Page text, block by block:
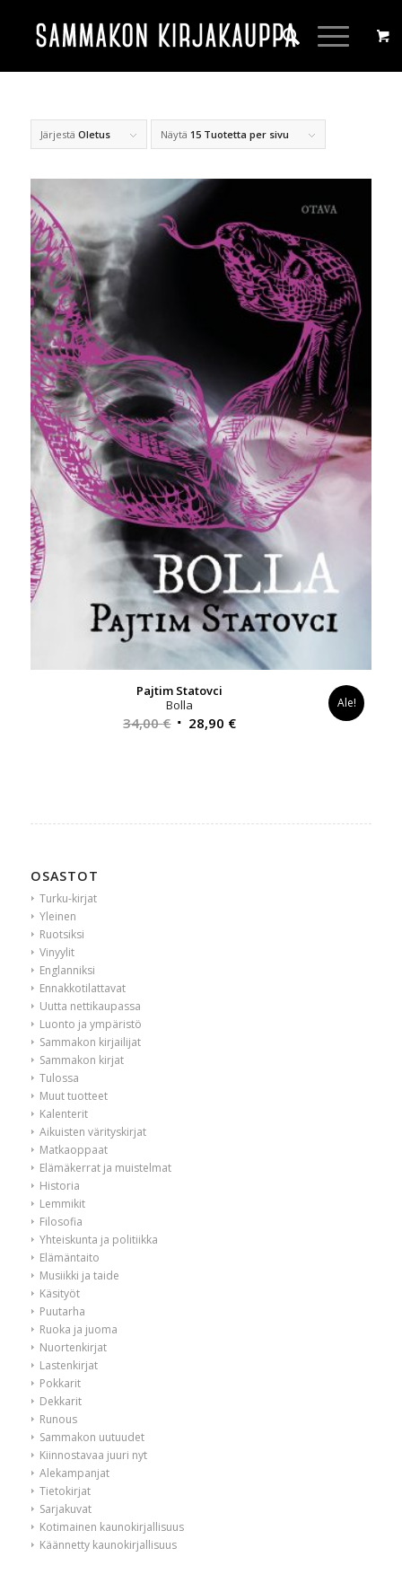
Järjestä Oletus Näytä 15 Tuotetta per sivu
Pajtim Statovci
Bolla
34,00€ Alkuperäinen
28,90 €Nykyinen
Ale!
OSASTOT
Turku-kirjat
Yleinen
Ruotsiksi
Vinyylit
Englanniksi
Ennakkotilattavat
Uutta nettikaupassa
Luonto ja ympäristö
Sammakon kirjailijat
Sammakon kirjat
Tulossa
Muut tuotteet
Kalenterit
Aikuisten värityskirjat
Matkaoppaat
Elämäkerrat ja muistelmat
Historia
Lemmikit
Filosofia
Yhteiskunta ja politiikka
Elämäntaito
Musiikki ja taide
Käsityöt
Puutarha
Ruoka ja juoma
Nuortenkirjat
Lastenkirjat
Pokkarit
Dekkarit
Runous
Sammakon uutuudet
Kiinnostavaa juuri nyt
Alekampanjat
Tietokirjat
Sarjakuvat
Kotimainen kaunokirjallisuus
Käännetty kaunokirjallisuus